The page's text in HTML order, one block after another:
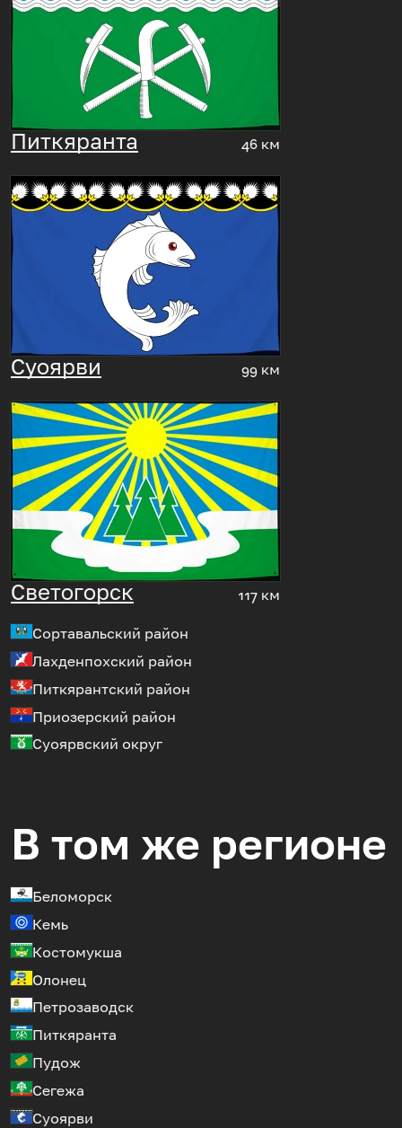
Питкяранта 46 км
Суоярви 99 км
Светогорск 117 км
Сортавальский район
Лахденпохский район
Питкярантский район
Приозерский район
Суоярвский округ
В том же регионе
Беломорск
Кемь
Костомукша
Олонец
Петрозаводск
Питкяранта
Пудож
Сегежа
Суоярви